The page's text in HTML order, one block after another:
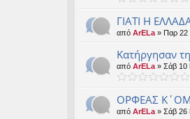
ΓΙΑΤΙ Η
από ArELa » Παρ 22
Κατήργησαν
από ArELa » Σάβ 10
ΟΡΦΕΑΣ
από ArELa » Σάβ 26